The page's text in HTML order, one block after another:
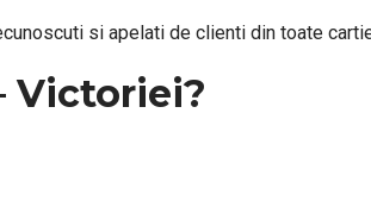
si apelati de clienti din toate
Victoriei?